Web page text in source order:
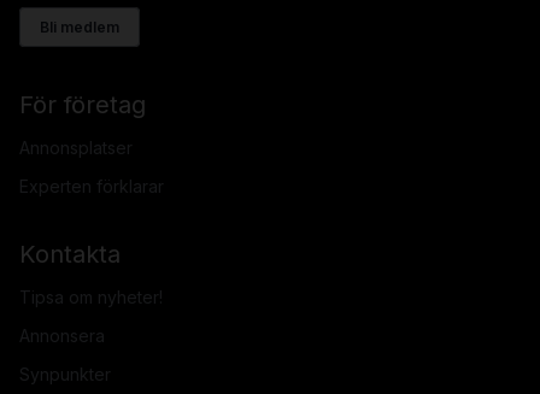
Bli medlem
För företag
Annonsplatser
Experten förklarar
Kontakta
Tipsa om nyheter!
Annonsera
Synpunkter